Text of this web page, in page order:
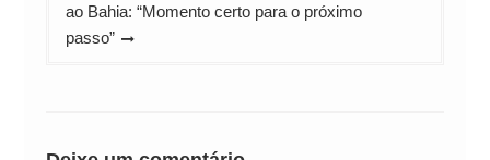
ao Bahia: “Momento certo para o próximo
passo”